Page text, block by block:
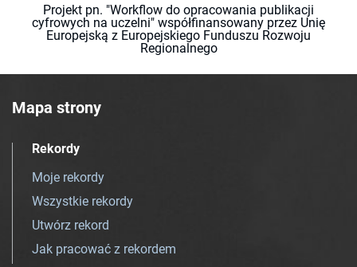
Projekt pn. "Workflow do opracowania publikacji
cyfrowych na uczelni" współfinansowany przez Unię
Europejską z Europejskiego Funduszu Rozwoju
Regionalnego
Mapa strony
Rekordy
Moje rekordy
Wszystkie rekordy
Utwórz rekord
Jak pracować z rekordem